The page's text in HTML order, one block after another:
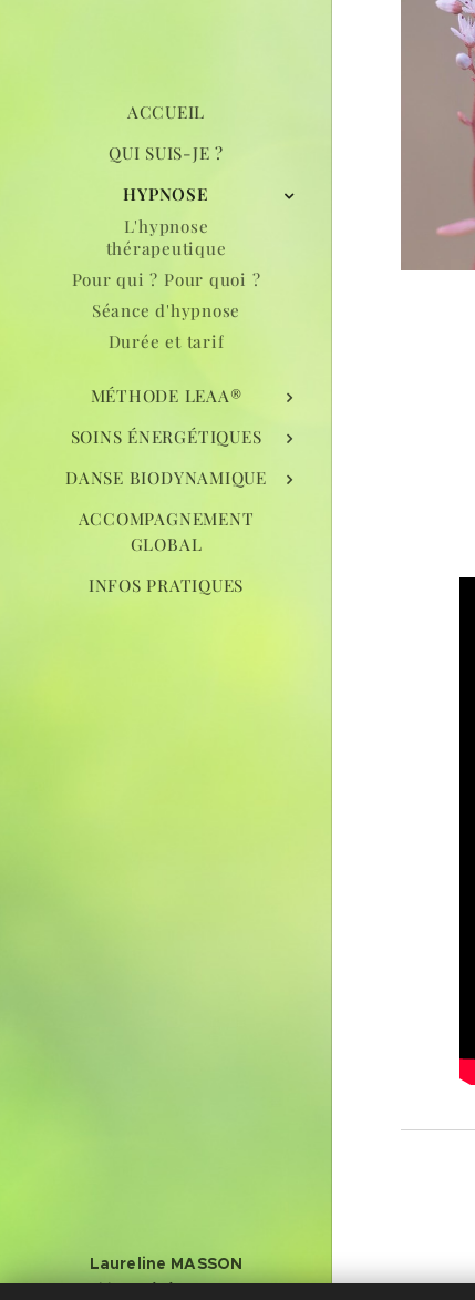
ACCUEIL
QUI SUIS-JE ?
HYPNOSE
L'hypnose
thérapeutique
Pour qui ? Pour quoi ?
Séance d'hypnose
Durée et tarif
MÉTHODE LEAA®
SOINS ÉNERGÉTIQUES
DANSE BIODYNAMIQUE
ACCOMPAGNEMENT
GLOBAL
INFOS PRATIQUES
Laureline MASSON
Conditions générales de vente